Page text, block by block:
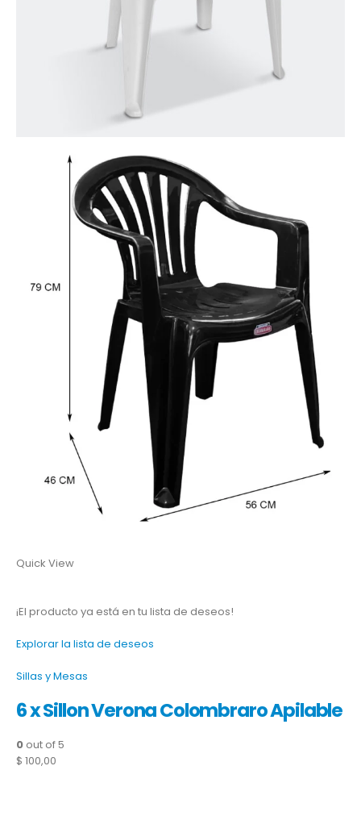
Quick View
¡El producto ya está en tu lista de deseos!
Explorar la lista de deseos
Sillas y Mesas
6 x Sillon Verona Colombraro Apilable
0 out of 5
$ 100,00